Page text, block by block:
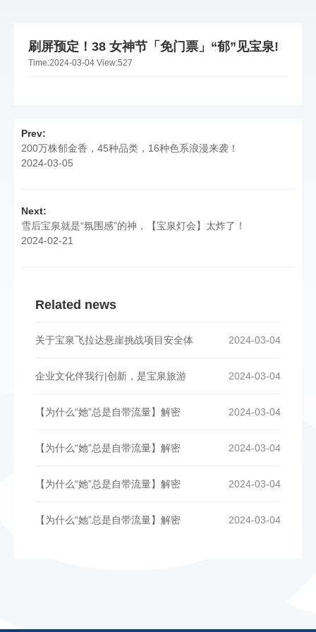
刷屏预定！38 女神节「免门票」“郁”见宝泉!
Time:2024-03-04 View:527
Prev:
200万株郁金香，45种品类，16种色系浪漫来袭！
2024-03-05
Next:
雪后宝泉就是“氛围感”的神，【宝泉灯会】太炸了！
2024-02-21
Related news
2024-03-04
关于宝泉飞拉达悬崖挑战项目安全体
2024-03-04
企业文化伴我行|创新，是宝泉旅游
2024-03-04
【为什么“她”总是自带流量】解密
2024-03-04
【为什么“她”总是自带流量】解密
2024-03-04
【为什么“她”总是自带流量】解密
2024-03-04
【为什么“她”总是自带流量】解密